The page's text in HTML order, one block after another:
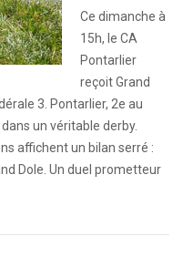
Ce dimanche à
15h, le CA
Pontarlier
reçoit Grand
3. Pontarlier, 2e au
un véritable derby.
affichent un bilan serré :
Dole. Un duel prometteur